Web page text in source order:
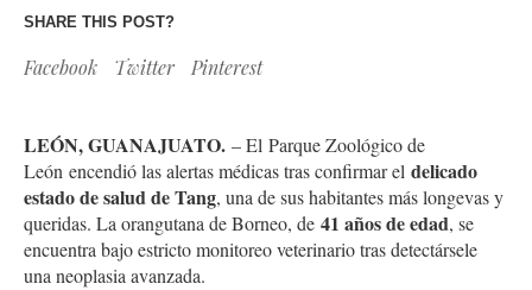
SHARE THIS POST?
Facebook Twitter Pinterest
LEÓN, GUANAJUATO. – El Parque Zoológico de
León encendió las alertas médicas tras confirmar el delicado
estado de salud de Tang, una de sus habitantes más longevas y
queridas. La orangutana de Borneo, de 41 años de edad, se
encuentra bajo estricto monitoreo veterinario tras detectársele
una neoplasia avanzada.